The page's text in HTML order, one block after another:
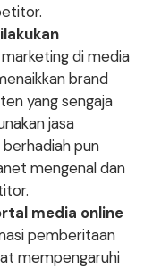
di media
brand
yang sengaja
jasa
pun
mengenal dan
media online
pemberitaan
mempengaruhi